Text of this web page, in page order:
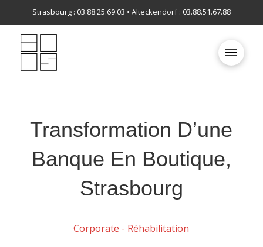
Strasbourg : 03.88.25.69.03 • Alteckendorf : 03.88.51.67.88
Transformation D’une
Banque En Boutique,
Strasbourg
Corporate - Réhabilitation